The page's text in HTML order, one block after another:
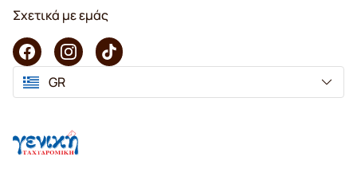
Σχετικά με εμάς
GR